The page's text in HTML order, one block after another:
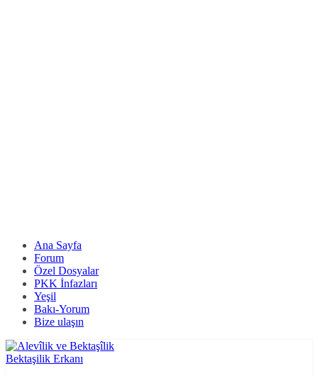
Ana Sayfa
Forum
Özel Dosyalar
PKK İnfazları
Yeşil
Bakı-Yorum
Bize ulaşın
Bektaşilik Erkanı